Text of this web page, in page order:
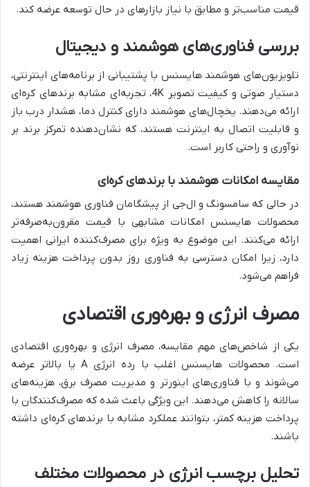
قیمت مناسب‌تر و مطابق با نیاز بازارهای در حال توسعه عرضه کند.
بررسی فناوری‌های هوشمند و دیجیتال
تلویزیون‌های هوشمند هایسنس با پشتیبانی از برنامه‌های اینترنتی،
دستیار صوتی و کیفیت تصویر 4K، تجربه‌ای مشابه برندهای کره‌ای
ارائه می‌دهند. یخچال‌های هوشمند دارای کنترل دما، هشدار درب باز
و قابلیت اتصال به اینترنت هستند، که نشان‌دهنده تمرکز برند بر
نوآوری و راحتی کاربر است.
مقایسه امکانات هوشمند با برندهای کره‌ای
در حالی که سامسونگ و ال‌جی از پیشگامان فناوری هوشمند هستند،
محصولات هایسنس امکانات مشابهی با قیمت مقرون‌به‌صرفه‌تر
ارائه می‌کنند. این موضوع به ویژه برای مصرف‌کننده ایرانی اهمیت
دارد، زیرا امکان دسترسی به فناوری روز بدون پرداخت هزینه زیاد
فراهم می‌شود.
مصرف انرژی و بهره‌وری اقتصادی
یکی از شاخص‌های مهم مقایسه، مصرف انرژی و بهره‌وری اقتصادی
است. محصولات هایسنس اغلب با رده انرژی A یا بالاتر عرضه
می‌شوند و با فناوری‌های اینورتر و مدیریت مصرف برق، هزینه‌های
سالانه را کاهش می‌دهند. این ویژگی باعث شده که مصرف‌کنندگان با
پرداخت هزینه کمتر، بتوانند عملکرد مشابه با برندهای کره‌ای داشته
باشند.
تحلیل برچسب انرژی در محصولات مختلف